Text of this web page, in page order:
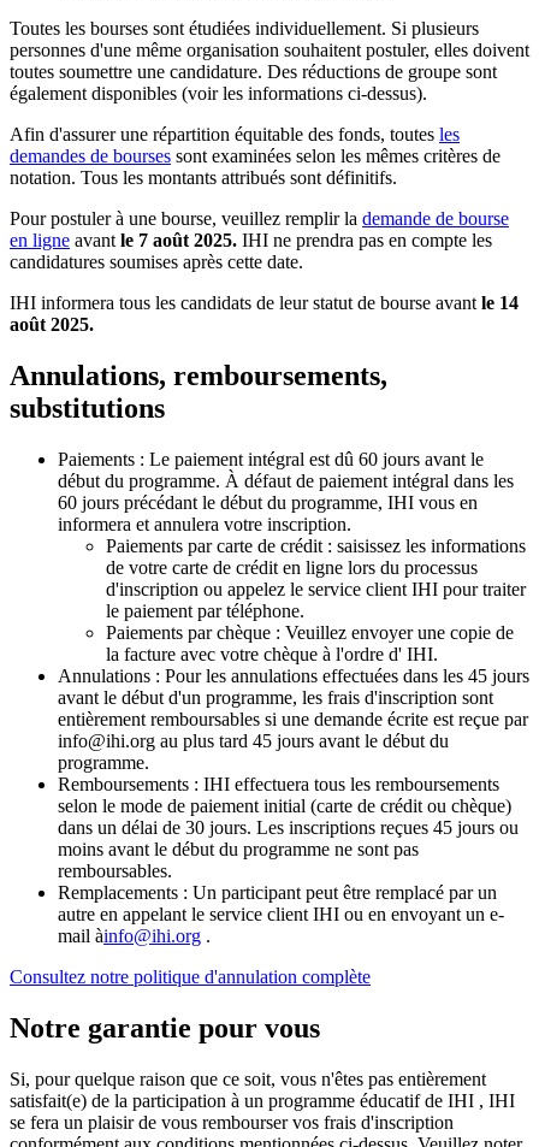
Toutes les bourses sont étudiées individuellement. Si plusieurs
personnes d'une même organisation souhaitent postuler, elles doivent
toutes soumettre une candidature. Des réductions de groupe sont
également disponibles (voir les informations ci-dessus).
Afin d'assurer une répartition équitable des fonds, toutes les
demandes de bourses sont examinées selon les mêmes critères de
notation. Tous les montants attribués sont définitifs.
Pour postuler à une bourse, veuillez remplir la demande de bourse
en ligne avant le 7 août 2025. IHI ne prendra pas en compte les
candidatures soumises après cette date.
IHI informera tous les candidats de leur statut de bourse avant le 14
août 2025.
Annulations, remboursements,
substitutions
Paiements : Le paiement intégral est dû 60 jours avant le
début du programme. À défaut de paiement intégral dans les
60 jours précédant le début du programme, IHI vous en
informera et annulera votre inscription.
Paiements par carte de crédit : saisissez les informations
de votre carte de crédit en ligne lors du processus
d'inscription ou appelez le service client IHI pour traiter
le paiement par téléphone.
Paiements par chèque : Veuillez envoyer une copie de
la facture avec votre chèque à l'ordre d' IHI.
Annulations : Pour les annulations effectuées dans les 45 jours
avant le début d'un programme, les frais d'inscription sont
entièrement remboursables si une demande écrite est reçue par
info@ihi.org au plus tard 45 jours avant le début du
programme.
Remboursements : IHI effectuera tous les remboursements
selon le mode de paiement initial (carte de crédit ou chèque)
dans un délai de 30 jours. Les inscriptions reçues 45 jours ou
moins avant le début du programme ne sont pas
remboursables.
Remplacements : Un participant peut être remplacé par un
autre en appelant le service client IHI ou en envoyant un e-
mail àinfo@ihi.org .
Consultez notre politique d'annulation complète
Notre garantie pour vous
Si, pour quelque raison que ce soit, vous n'êtes pas entièrement
satisfait(e) de la participation à un programme éducatif de IHI , IHI
se fera un plaisir de vous rembourser vos frais d'inscription